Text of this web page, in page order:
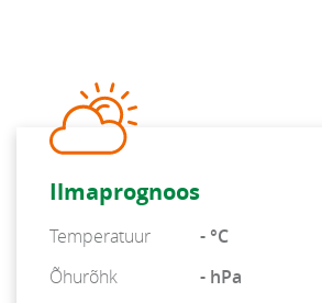
Ilmaprognoos
Temperatuur
- °C
Õhurõhk
- hPa